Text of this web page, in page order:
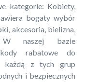
kategorie: Kobiety,
bogaty wybór
akcesoria, bielizna,
W naszej bazie
kody rabatowe do
każdą z tych grup
i bezpiecznych